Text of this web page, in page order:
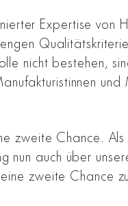
Expertise von
nicht bestehen,
und
zweite Chance.
nun auch über
zweite Chance